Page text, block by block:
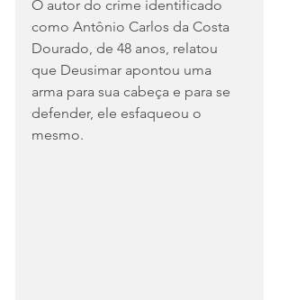
O autor do crime identificado
como Antônio Carlos da Costa
Dourado, de 48 anos, relatou
que Deusimar apontou uma
arma para sua cabeça e para se
defender, ele esfaqueou o
mesmo.